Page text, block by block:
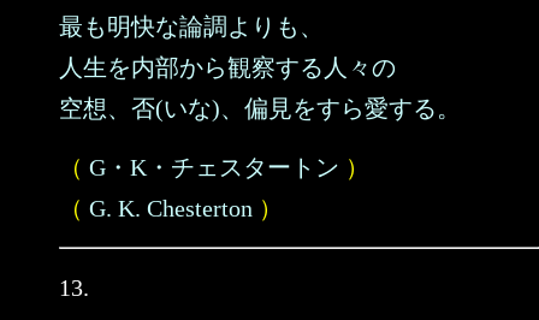
最も明快な論調よりも、
人生を内部から観察する人々の
空想、否(いな)、偏見をすら愛する。
（ G・K・チェスタートン ）
（ G. K. Chesterton ）
13.